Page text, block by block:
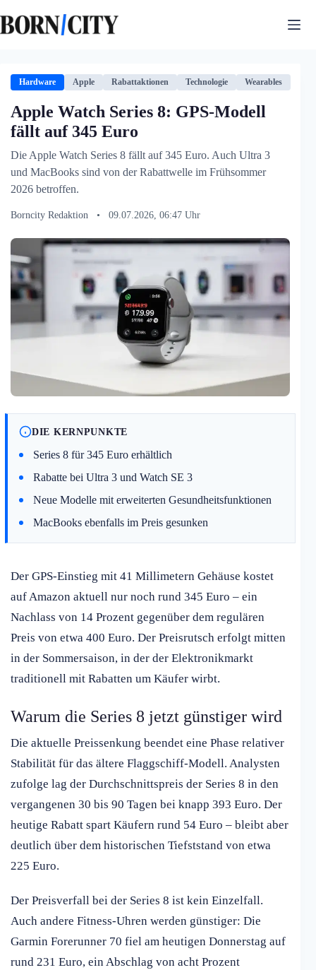
Inhalt
springen
Hardware Apple Rabattaktionen Technologie Wearables
Apple Watch Series 8: GPS-Modell
fällt auf 345 Euro
Die Apple Watch Series 8 fällt auf 345 Euro. Auch Ultra 3
und MacBooks sind von der Rabattwelle im Frühsommer
2026 betroffen.
Borncity Redaktion • 09.07.2026, 06:47 Uhr
DIE KERNPUNKTE
Series 8 für 345 Euro erhältlich
Rabatte bei Ultra 3 und Watch SE 3
Neue Modelle mit erweiterten Gesundheitsfunktionen
MacBooks ebenfalls im Preis gesunken
Der GPS-Einstieg mit 41 Millimetern Gehäuse kostet
auf Amazon aktuell nur noch rund 345 Euro – ein
Nachlass von 14 Prozent gegenüber dem regulären
Preis von etwa 400 Euro. Der Preisrutsch erfolgt mitten
in der Sommersaison, in der der Elektronikmarkt
traditionell mit Rabatten um Käufer wirbt.
Warum die Series 8 jetzt günstiger wird
Die aktuelle Preissenkung beendet eine Phase relativer
Stabilität für das ältere Flaggschiff-Modell. Analysten
zufolge lag der Durchschnittspreis der Series 8 in den
vergangenen 30 bis 90 Tagen bei knapp 393 Euro. Der
heutige Rabatt spart Käufern rund 54 Euro – bleibt aber
deutlich über dem historischen Tiefststand von etwa
225 Euro.
Der Preisverfall bei der Series 8 ist kein Einzelfall.
Auch andere Fitness-Uhren werden günstiger: Die
Garmin Forerunner 70 fiel am heutigen Donnerstag auf
rund 231 Euro, ein Abschlag von acht Prozent